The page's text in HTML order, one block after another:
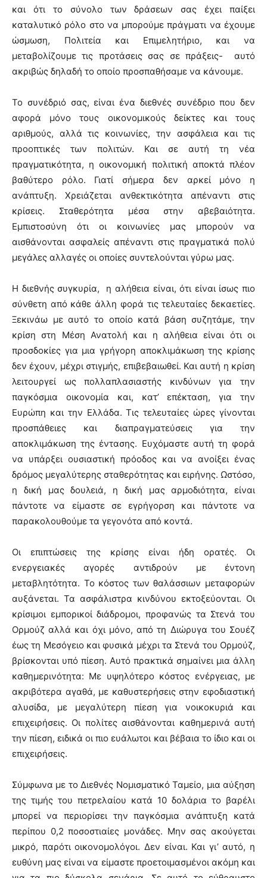
και ότι το σύνολο των δράσεων σας έχει παίξει
καταλυτικό ρόλο στο να μπορούμε πράγματι να έχουμε
ώσμωση, Πολιτεία και Επιμελητήριο, και να
μεταβολίζουμε τις προτάσεις σας σε πράξεις- αυτό
ακριβώς δηλαδή το οποίο προσπαθήσαμε να κάνουμε.
Το συνέδριό σας, είναι ένα διεθνές συνέδριο που δεν
αφορά μόνο τους οικονομικούς δείκτες και τους
αριθμούς, αλλά τις κοινωνίες, την ασφάλεια και τις
προοπτικές των πολιτών. Και σε αυτή τη νέα
πραγματικότητα, η οικονομική πολιτική αποκτά πλέον
βαθύτερο ρόλο. Γιατί σήμερα δεν αρκεί μόνο η
ανάπτυξη. Χρειάζεται ανθεκτικότητα απέναντι στις
κρίσεις. Σταθερότητα μέσα στην αβεβαιότητα.
Εμπιστοσύνη ότι οι κοινωνίες μας μπορούν να
αισθάνονται ασφαλείς απέναντι στις πραγματικά πολύ
μεγάλες αλλαγές οι οποίες συντελούνται γύρω μας.
Η διεθνής συγκυρία, η αλήθεια είναι, ότι είναι ίσως πιο
σύνθετη από κάθε άλλη φορά τις τελευταίες δεκαετίες.
Ξεκινάω με αυτό το οποίο κατά βάση συζητάμε, την
κρίση στη Μέση Ανατολή και η αλήθεια είναι ότι οι
προσδοκίες για μια γρήγορη αποκλιμάκωση της κρίσης
δεν έχουν, μέχρι στιγμής, επιβεβαιωθεί. Και αυτή η κρίση
λειτουργεί ως πολλαπλασιαστής κινδύνων για την
παγκόσμια οικονομία και, κατ’ επέκταση, για την
Ευρώπη και την Ελλάδα. Τις τελευταίες ώρες γίνονται
προσπάθειες και διαπραγματεύσεις για την
αποκλιμάκωση της έντασης. Ευχόμαστε αυτή τη φορά
να υπάρξει ουσιαστική πρόοδος και να ανοίξει ένας
δρόμος μεγαλύτερης σταθερότητας και ειρήνης. Ωστόσο,
η δική μας δουλειά, η δική μας αρμοδιότητα, είναι
πάντοτε να είμαστε σε εγρήγορση και πάντοτε να
παρακολουθούμε τα γεγονότα από κοντά.
Οι επιπτώσεις της κρίσης είναι ήδη ορατές. Οι
ενεργειακές αγορές αντιδρούν με έντονη
μεταβλητότητα. Το κόστος των θαλάσσιων μεταφορών
αυξάνεται. Τα ασφάλιστρα κινδύνου εκτοξεύονται. Οι
κρίσιμοι εμπορικοί διάδρομοι, προφανώς τα Στενά του
Ορμούζ αλλά και όχι μόνο, από τη Διώρυγα του Σουέζ
έως τη Μεσόγειο και φυσικά μέχρι τα Στενά του Ορμούζ,
βρίσκονται υπό πίεση. Αυτό πρακτικά σημαίνει μια άλλη
καθημερινότητα: Με υψηλότερο κόστος ενέργειας, με
ακριβότερα αγαθά, με καθυστερήσεις στην εφοδιαστική
αλυσίδα, με μεγαλύτερη πίεση για νοικοκυριά και
επιχειρήσεις. Οι πολίτες αισθάνονται καθημερινά αυτή
την πίεση, ειδικά οι πιο ευάλωτοι και βέβαια το ίδιο και οι
επιχειρήσεις.
Σύμφωνα με το Διεθνές Νομισματικό Ταμείο, μια αύξηση
της τιμής του πετρελαίου κατά 10 δολάρια το βαρέλι
μπορεί να περιορίσει την παγκόσμια ανάπτυξη κατά
περίπου 0,2 ποσοστιαίες μονάδες. Μην σας ακούγεται
μικρό, παρότι οικονομολόγοι. Δεν είναι. Και γι’ αυτό, η
ευθύνη μας είναι να είμαστε προετοιμασμένοι ακόμη και